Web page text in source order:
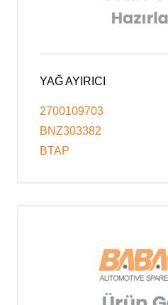
YAĞ AYIRICI
2700109703
BNZ303382
BTAP